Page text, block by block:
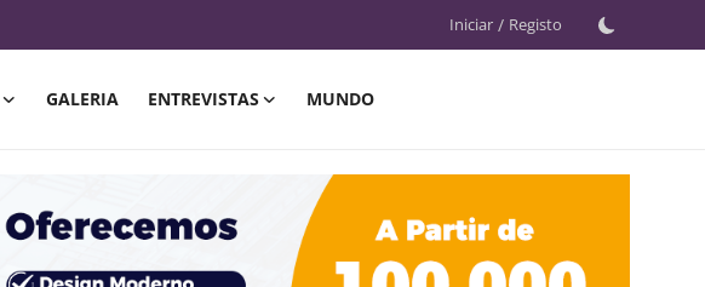
Iniciar / Registo
GALERIA ENTREVISTAS MUNDO